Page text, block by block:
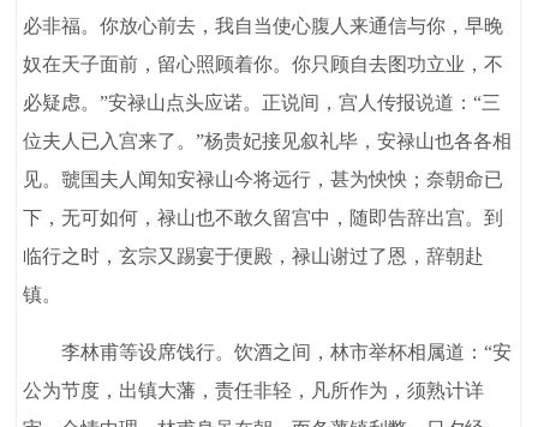
必非福。你放心前去，我自当使心腹人来通信与你，早晚
奴在天子面前，留心照顾着你。你只顾自去图功立业，不
必疑虑。”安禄山点头应诺。正说间，宫人传报说道：“三
位夫人已入宫来了。”杨贵妃接见叙礼毕，安禄山也各各相
见。虢国夫人闻知安禄山今将远行，甚为怏怏；奈朝命已
下，无可如何，禄山也不敢久留宫中，随即告辞出宫。到
临行之时，玄宗又踢宴于便殿，禄山谢过了恩，辞朝赴
镇。
李林甫等设席饯行。饮酒之间，林市举杯相属道：“安
公为节度，出镇大藩，责任非轻，凡所作为，须熟计详